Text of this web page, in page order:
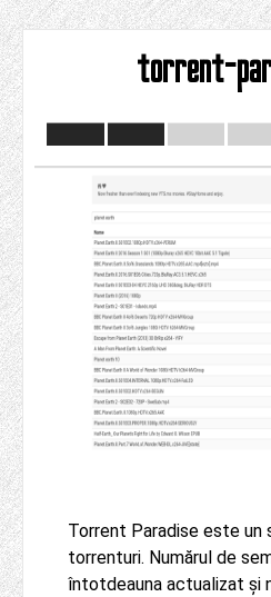
torrent-
Torrent Paradise este
torrenturi. Numărul de
întotdeauna actualizat și